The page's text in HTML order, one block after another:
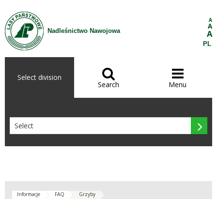
Skip to Content
Nadleśnictwo Nawojowa
A
A
A
PL
Select division 
Search

Menu

Informacje FAQ Grzyby